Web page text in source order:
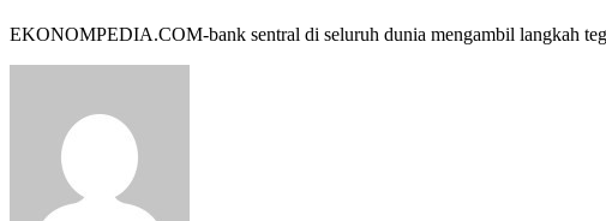
EKONOMPEDIA.COM-bank sentral di seluruh dunia mengambil langkah